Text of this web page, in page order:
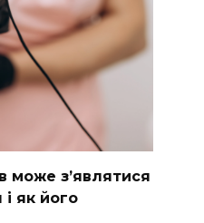
може з’являтися
як його